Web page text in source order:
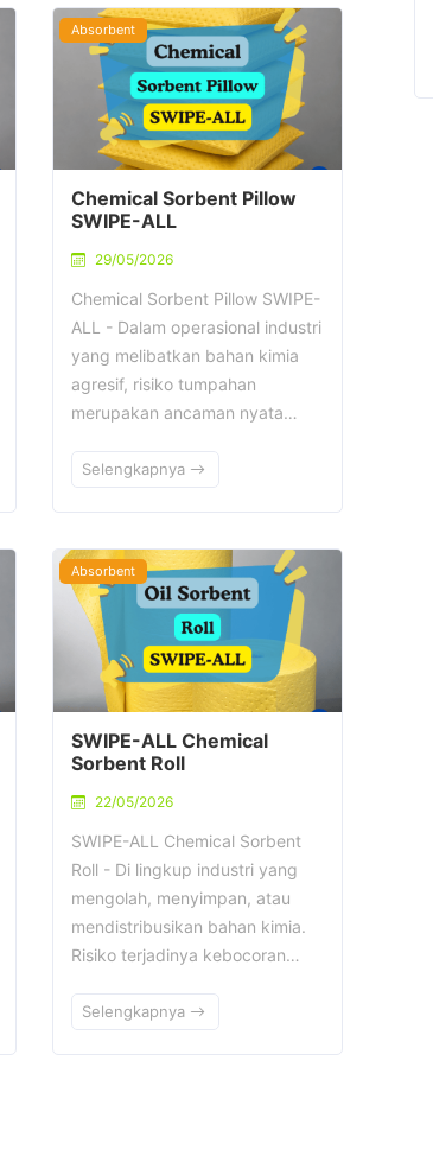
Absorbent
Chemical Sorbent Pillow
SWIPE-ALL
29/05/2026
Chemical Sorbent Pillow SWIPE-
ALL - Dalam operasional industri
yang melibatkan bahan kimia
agresif, risiko tumpahan
merupakan ancaman nyata…
Selengkapnya
Absorbent
SWIPE-ALL Chemical
Sorbent Roll
22/05/2026
SWIPE-ALL Chemical Sorbent
Roll - Di lingkup industri yang
mengolah, menyimpan, atau
mendistribusikan bahan kimia.
Risiko terjadinya kebocoran…
Selengkapnya